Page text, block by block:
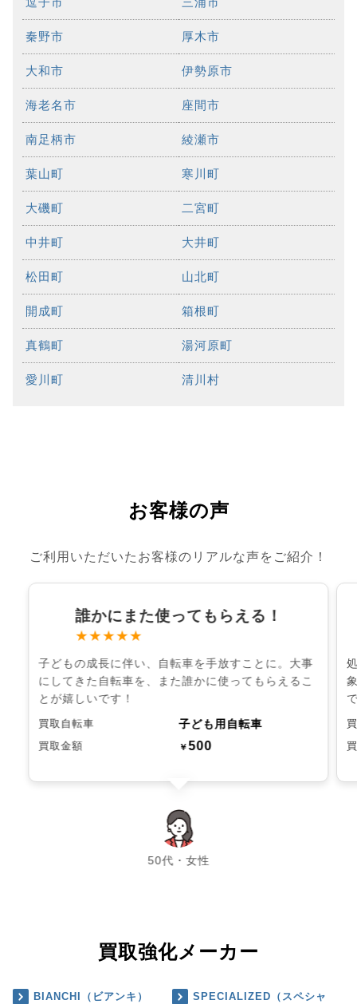
秦野市 厚木市
大和市 伊勢原市
海老名市 座間市
南足柄市 綾瀬市
葉山町 寒川町
大磯町 二宮町
中井町 大井町
松田町 山北町
開成町 箱根町
真鶴町 湯河原町
愛川町 清川村
お客様の声
ご利用いただいたお客様のリアルな声をご紹介！
誰かにまた使ってもらえる！
★★★★★
子どもの成長に伴い、自転車を手放すことに。大事
にしてきた自転車を、また誰かに使ってもらえるこ
とが嬉しいです！
買取自転車 子ども用自転車
買取金額 ￥500
50代・女性
chevron_left chevron_right
買取強化メーカー
BIANCHI（ビアンキ）
SPECIALIZED（スペシャ